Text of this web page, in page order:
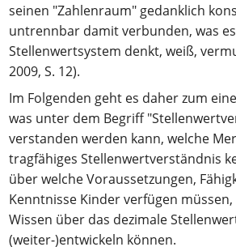
seinen "Zahlenraum" gedanklich
untrennbar damit verbunden, was
Stellenwertsystem denkt, weiß,
2009, S. 12).
Im Folgenden geht es daher zum
was unter dem Begriff
verstanden werden kann, welche
tragfähiges Stellenwertverständnis
über welche Voraussetzungen,
Kenntnisse Kinder verfügen
Wissen über das dezimale
(weiter-)entwickeln können.